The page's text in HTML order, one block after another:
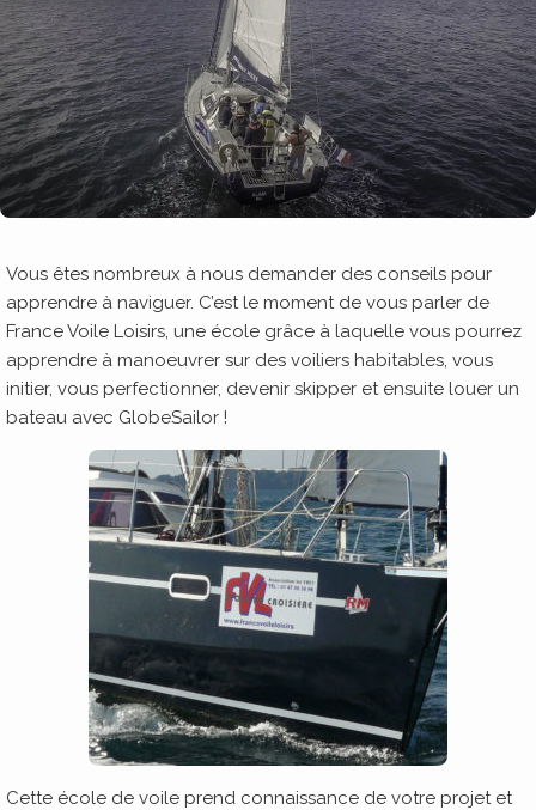
Vous êtes nombreux à nous demander des conseils pour
apprendre à naviguer. C’est le moment de vous parler de
France Voile Loisirs, une école grâce à laquelle vous pourrez
apprendre à manoeuvrer sur des voiliers habitables, vous
initier, vous perfectionner, devenir skipper et ensuite louer un
bateau avec GlobeSailor !
Cette école de voile prend connaissance de votre projet et